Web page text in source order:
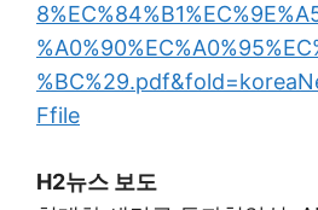
Ffile
H2뉴스 보도